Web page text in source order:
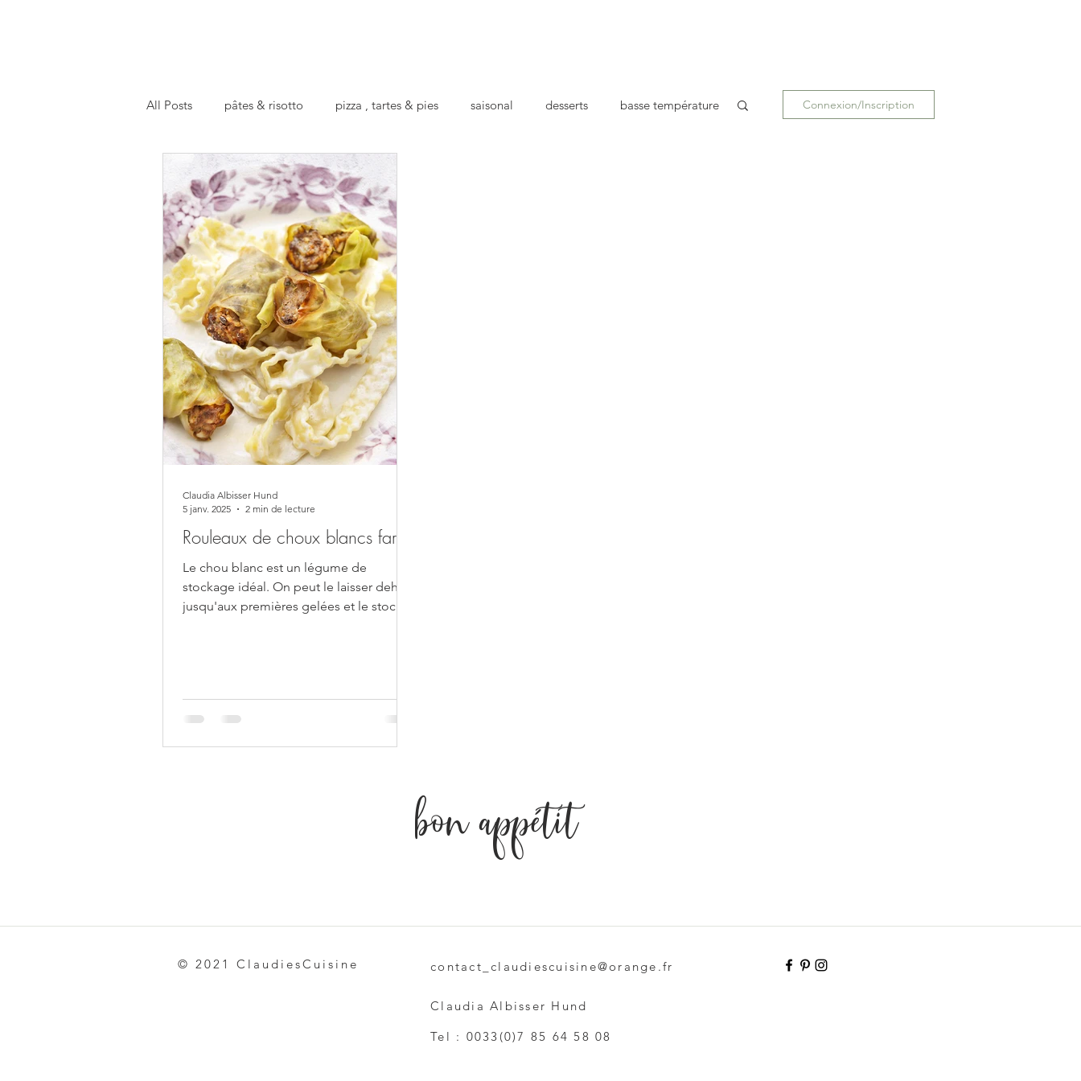
All Posts pâtes & risotto pizza , tartes & pies saisonal desserts basse température
repas preparé facts
Connexion/Inscription
Rouleaux de choux blancs farcis
Le chou blanc est un légume de
stockage idéal. On peut le laisser dehors
jusqu'aux premières gelées et le stocker
Claudia Albisser Hund
5 janv. 2025
2 min de lecture
bon appétit
© 2021 ClaudiesCuisine contact_claudiescuisine@orange.fr
Claudia Albisser Hund
Tel : 0033(0)7 85 64 58 08